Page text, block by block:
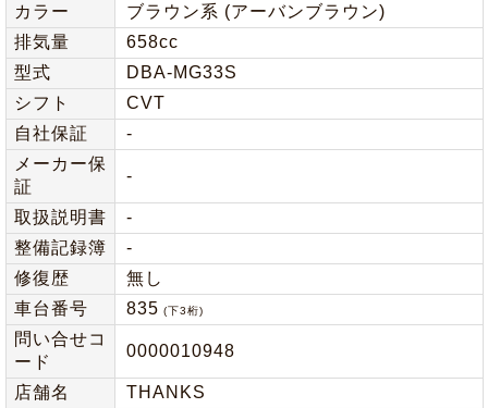
カラー
ブラウン系 (アーバンブラウン)
排気量
658cc
型式
DBA-MG33S
シフト
CVT
自社保証
-
メーカー保
証
-
取扱説明書
-
整備記録簿
-
修復歴
無し
車台番号
835 (下3桁)
問い合せコ
ード
0000010948
店舗名 THANKS